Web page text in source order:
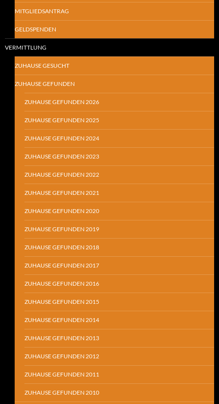
MITGLIEDSANTRAG
GELDSPENDEN
VERMITTLUNG
ZUHAUSE GESUCHT
ZUHAUSE GEFUNDEN
ZUHAUSE GEFUNDEN 2026
ZUHAUSE GEFUNDEN 2025
ZUHAUSE GEFUNDEN 2024
ZUHAUSE GEFUNDEN 2023
ZUHAUSE GEFUNDEN 2022
ZUHAUSE GEFUNDEN 2021
ZUHAUSE GEFUNDEN 2020
ZUHAUSE GEFUNDEN 2019
ZUHAUSE GEFUNDEN 2018
ZUHAUSE GEFUNDEN 2017
ZUHAUSE GEFUNDEN 2016
ZUHAUSE GEFUNDEN 2015
ZUHAUSE GEFUNDEN 2014
ZUHAUSE GEFUNDEN 2013
ZUHAUSE GEFUNDEN 2012
ZUHAUSE GEFUNDEN 2011
ZUHAUSE GEFUNDEN 2010